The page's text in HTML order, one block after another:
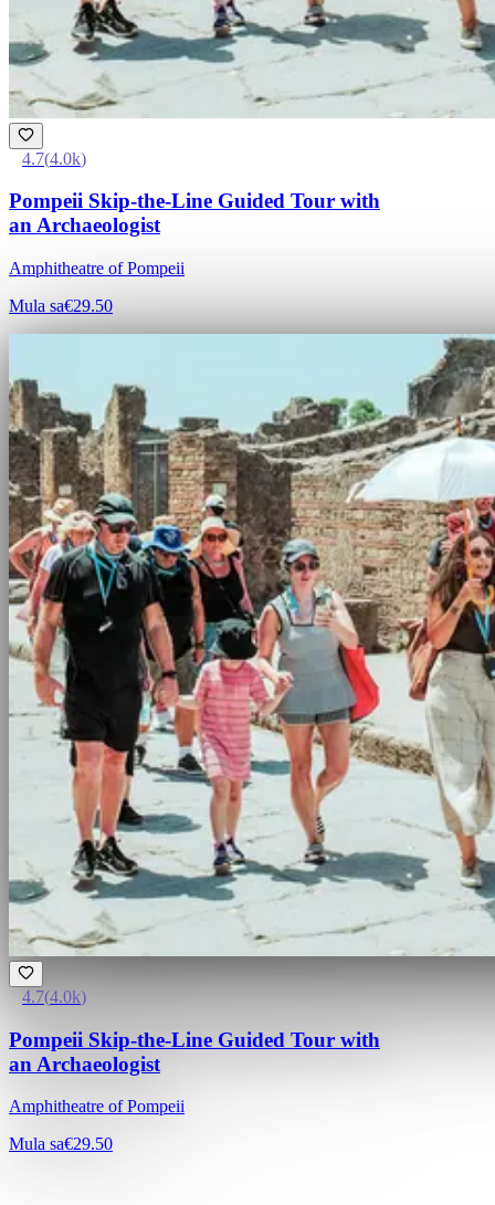
4.7(4.0k)
Pompeii Skip-the-Line Guided Tour with
an Archaeologist
Amphitheatre of Pompeii
Mula sa€29.50
4.7(4.0k)
Pompeii Skip-the-Line Guided Tour with
an Archaeologist
Amphitheatre of Pompeii
Mula sa€29.50